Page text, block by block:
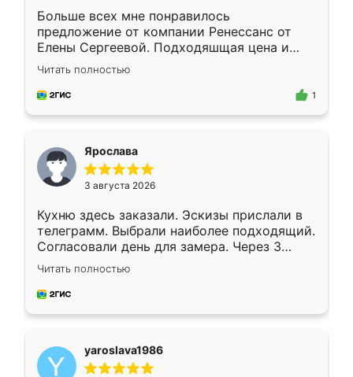
Больше всех мне понравилось
предложение от компании Ренессанс от
Елены Сергеевой. Подходяшщая цена и
короткие сроки изготовления. Приехавший
для замера сотрудник Владислав
предложил по моему эскизу самый
Читать полностью
1
Ярослава
3 августа 2026
Кухню здесь заказали. Эскизы прислали в
телеграмм. Выбрали наиболее подходящий.
Согласовали день для замера. Через 3
недели кухня была уже готова. Остались
довольны работой. Спасибо Ренессанс
мебель за качественную работу!
Читать полностью
yaroslava1986